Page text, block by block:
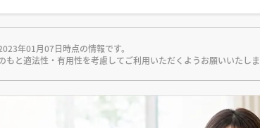
年01月07日時点の情報です。
もと適法性・有用性を考慮してご利用いただくようお願いいたしま